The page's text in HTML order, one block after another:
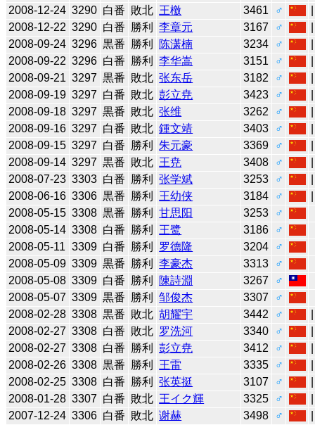
2008-12-24 3290 白番 敗北 王檄 3461 ♂
2008-12-22 3290 白番 勝利 李章元 3167 ♂
2008-09-24 3296 黒番 勝利 陈潇楠 3234 ♂
2008-09-22 3296 白番 勝利 李华嵩 3151 ♂
2008-09-21 3297 黒番 敗北 张东岳 3182 ♂
2008-09-19 3297 白番 敗北 彭立尭 3423 ♂
2008-09-18 3297 黒番 敗北 张维 3262 ♂
2008-09-16 3297 白番 敗北 鍾文靖 3403 ♂
2008-09-15 3297 白番 勝利 朱元豪 3369 ♂
2008-09-14 3297 黒番 敗北 王尭 3408 ♂
2008-07-23 3303 白番 勝利 张学斌 3253 ♂
2008-06-16 3306 黒番 勝利 王幼侠 3184 ♂
2008-05-15 3308 黒番 勝利 甘思阳 3253
♂
2008-05-14 3308 白番 勝利 王鹭 3186
♂
2008-05-11 3309 白番 勝利 罗德隆 3204
♂
2008-05-09 3309 黒番 勝利 李豪杰 3313
♂
2008-05-08 3309 白番 勝利 陳詩淵 3267
♂
2008-05-07 3309 黒番 勝利 邹俊杰 3307
♂
2008-02-28 3308 黒番 敗北 胡耀宇 3442 ♂
2008-02-27 3308 白番 敗北 罗洗河 3340 ♂
2008-02-27 3308 白番 勝利 彭立尭 3412 ♂
2008-02-26 3308 黒番 勝利 王雷 3335 ♂
2008-02-25 3308 白番 勝利 张英挺 3107 ♂
2008-01-28 3307 白番 敗北 王イク輝 3325 ♂
2007-12-24 3306 白番 敗北 谢赫 3498 ♂